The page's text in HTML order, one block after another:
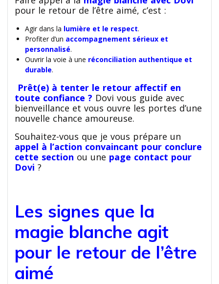
pour le retour de l’être aimé, c’est :
Agir dans la lumière et le respect.
Profiter d’un accompagnement sérieux et
personnalisé.
Ouvrir la voie à une réconciliation authentique et
durable.
Prêt(e) à tenter le retour affectif en
toute confiance ? Dovi vous guide avec
bienveillance et vous ouvre les portes d’une
nouvelle chance amoureuse.
Souhaitez-vous que je vous prépare un
appel à l’action convaincant pour conclure
cette section ou une page contact pour
Dovi ?
Les signes que la
magie blanche agit
pour le retour de l’être
aimé